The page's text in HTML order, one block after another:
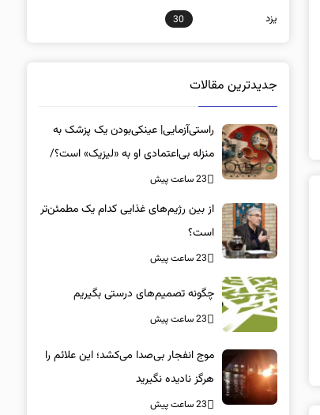
یزد 30
جدیدترین مقالات
راستی‌آزمایی| عینکی‌بودن یک پزشک به
منزله بی‌اعتمادی او به «لیزیک» است؟/
جراحان، چشم فرزندان خود را لیزیک
می‌کنند؟
23 ساعت پیش
از بین رژیم‌های غذایی کدام یک مطمئن‌تر
است؟‌
23 ساعت پیش
چگونه تصمیم‌های درستی بگیریم
23 ساعت پیش
موج انفجار بی‌صدا می‌کشد؛ این علائم را
هرگز نادیده نگیرید
23 ساعت پیش